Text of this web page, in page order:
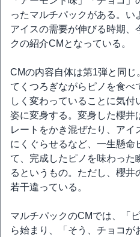
ったマルチパックがある。い
アイスの需要が伸びる時期、
クの紹介CMとなっている。
CMの内容自体は第1弾と同
てくつろぎながらピノを食べ
しく変わっていることに気
姿に変身する。変身した櫻井
レートをかき混ぜたり、アイ
にくぐらせるなど、一生懸命
て、完成したピノを味わっ
るというもの。ただし、櫻
若干違っている。
マルチパックのCMでは、「
ら始まり、「そう、チョコ